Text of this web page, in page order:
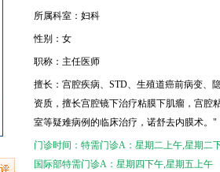
所属科室：妇科
性别：女
职称：主任医师
擅长：宫腔疾病、STD、生殖道癌前病变、
资质，擅长宫腔镜下治疗粘膜下肌瘤，宫腔
室等疑难病例的临床治疗，诺舒去内膜术。"
门诊时间：特需门诊A：星期二上午,星期二
国际部特需门诊A：星期四下午,星期五上午